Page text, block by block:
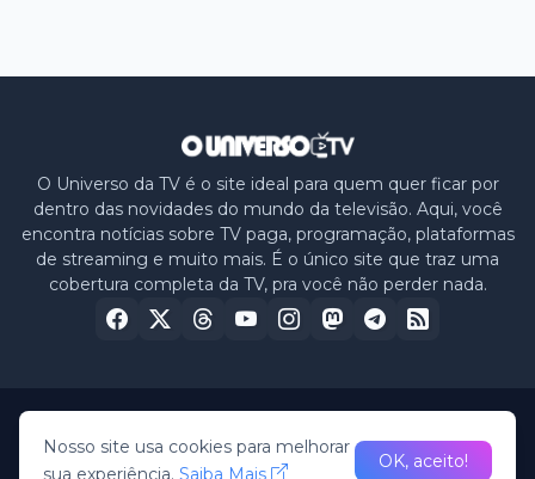
O Universo da TV é o site ideal para quem quer ficar por
dentro das novidades do mundo da televisão. Aqui, você
encontra notícias sobre TV paga, programação, plataformas
de streaming e muito mais. É o único site que traz uma
cobertura completa da TV, pra você não perder nada.
HomeSobre nósPolítica de PrivacidadeContato
Nosso site usa cookies para melhorar
sua experiência. Saiba Mais
OK, aceito!